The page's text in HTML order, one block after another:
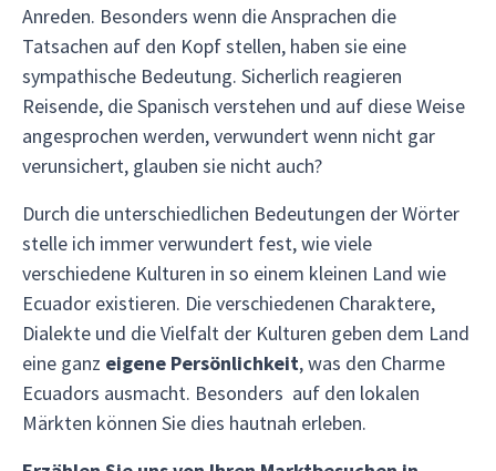
Anreden. Besonders wenn die Ansprachen die
Tatsachen auf den Kopf stellen, haben sie eine
sympathische Bedeutung. Sicherlich reagieren
Reisende, die Spanisch verstehen und auf diese Weise
angesprochen werden, verwundert wenn nicht gar
verunsichert, glauben sie nicht auch?
Durch die unterschiedlichen Bedeutungen der Wörter
stelle ich immer verwundert fest, wie viele
verschiedene Kulturen in so einem kleinen Land wie
Ecuador existieren. Die verschiedenen Charaktere,
Dialekte und die Vielfalt der Kulturen geben dem Land
eine ganz eigene Persönlichkeit, was den Charme
Ecuadors ausmacht. Besonders auf den lokalen
Märkten können Sie dies hautnah erleben.